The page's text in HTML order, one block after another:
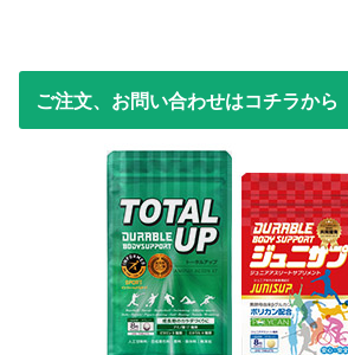
ご注文、お問い合わせはコチラから